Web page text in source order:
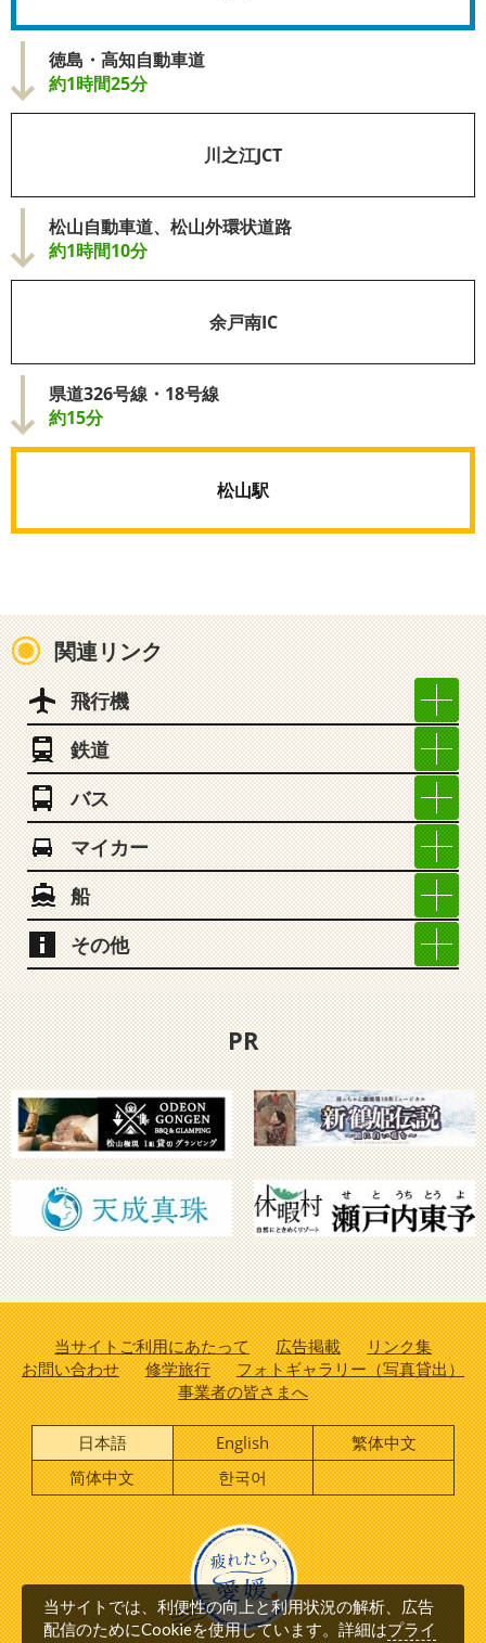
徳島・高知自動車道
約1時間25分
川之江JCT
松山自動車道、松山外環状道路
約1時間10分
余戸南IC
県道326号線・18号線
約15分
松山駅
関連リンク
飛行機
鉄道
バス
マイカー
船
その他
PR
当サイトご利用にあたって 広告掲載
リンク集
お問い合わせ
修学旅行
フォトギャラリー（写真貸出）
事業者の皆さまへ
日本語 English
繁体中文
简体中文
한국어
当サイトでは、利便性の向上と利用状況の解析、広告
配信のためにCookieを使用しています。詳細はプライ